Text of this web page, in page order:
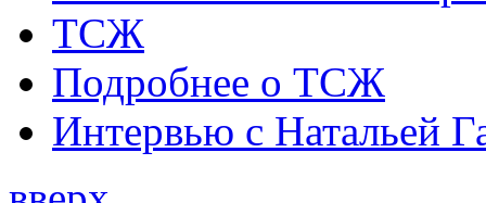
ТСЖ
Подробнее о ТСЖ
Интервью с Натальей